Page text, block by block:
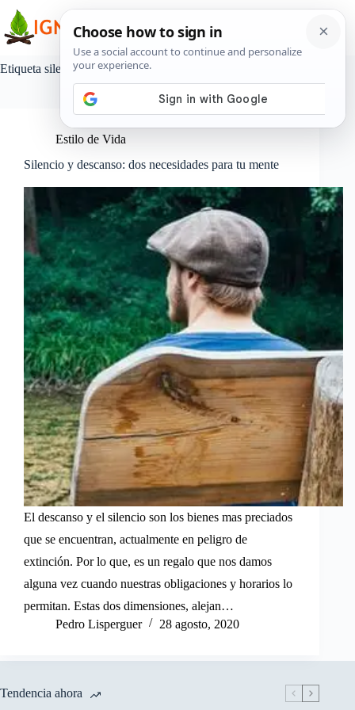
contenido
Etiqueta silencio
Estilo de Vida
Silencio y descanso: dos necesidades para tu mente
El descanso y el silencio son los bienes mas preciados
que se encuentran, actualmente en peligro de
extinción. Por lo que, es un regalo que nos damos
alguna vez cuando nuestras obligaciones y horarios lo
permitan. Estas dos dimensiones, alejan…
Pedro Lisperguer
28 agosto, 2020
Tendencia ahora